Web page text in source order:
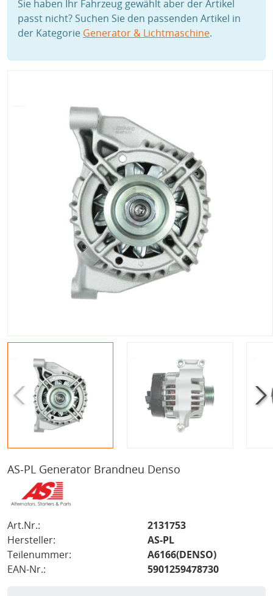
Sie haben Ihr Fahrzeug gewählt aber der Artikel
passt nicht? Suchen Sie den passenden Artikel in
der Kategorie Generator & Lichtmaschine.
AS-PL Generator Brandneu Denso
Art.Nr.:
2131753
Hersteller:
AS-PL
Teilenummer:
A6166(DENSO)
EAN-Nr.:
5901259478730